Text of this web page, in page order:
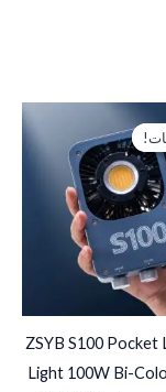
ZSYB S100 Pocket
Light 100W Bi-
الأصلي
هو:
EGP5,000.
الحالي